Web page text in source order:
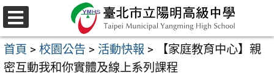
跳
至
主
要
選
單
首頁 > 校園公告 > 活動快報 >
【家庭教育中心】親
密互動我和你實體及線上系列課程